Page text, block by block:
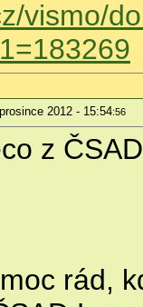
vismo/
2012 - 15:54:56
z
rád,